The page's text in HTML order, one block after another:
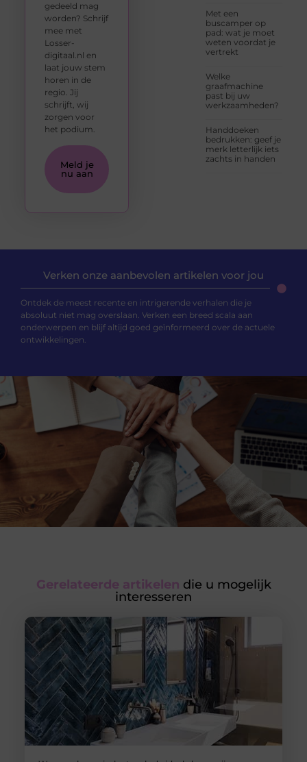
Met een
buscamper op
pad: wat je moet
weten voordat je
vertrekt
Welke
graafmachine
past bij uw
werkzaamheden?
Handdoeken
bedrukken: geef je
merk letterlijk iets
zachts in handen
gedeeld mag
worden? Schrijf
mee met
Losser-
digitaal.nl en
laat jouw stem
horen in de
regio. Jij
schrijft, wij
zorgen voor
het podium.
Meld je
nu aan
Verken onze aanbevolen artikelen voor jou
Ontdek de meest recente en intrigerende verhalen die je
absoluut niet mag overslaan. Verken een breed scala aan
onderwerpen en blijf altijd goed geïnformeerd over de actuele
ontwikkelingen.
Gerelateerde artikelen die u mogelijk
interesseren